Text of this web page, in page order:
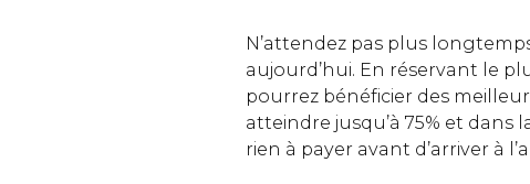
N’attendez pas plus
aujourd’hui. En réservant le
pourrez bénéficier des
atteindre jusqu’à 75% et dans
rien à payer avant d’arriver à